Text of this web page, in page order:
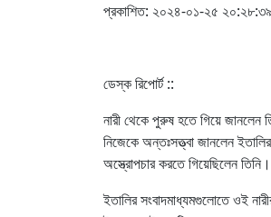
প্রকাশিত: ২০২৪-০১-২৫ ২০:২৮:৩৯
ডেস্ক রিপোর্ট ::
নারী থেকে পুরুষ হতে গিয়ে জানলেন
নিজেকে অন্তঃসত্ত্বা জানলেন
অস্ত্রোপচার করতে গিয়েছিলেন
ইতালির সংবাদমাধ্যমগুলোতে ওই